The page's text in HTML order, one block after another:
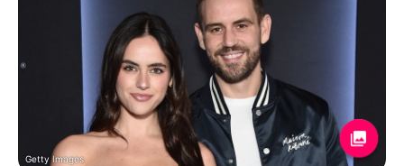
Getty Images